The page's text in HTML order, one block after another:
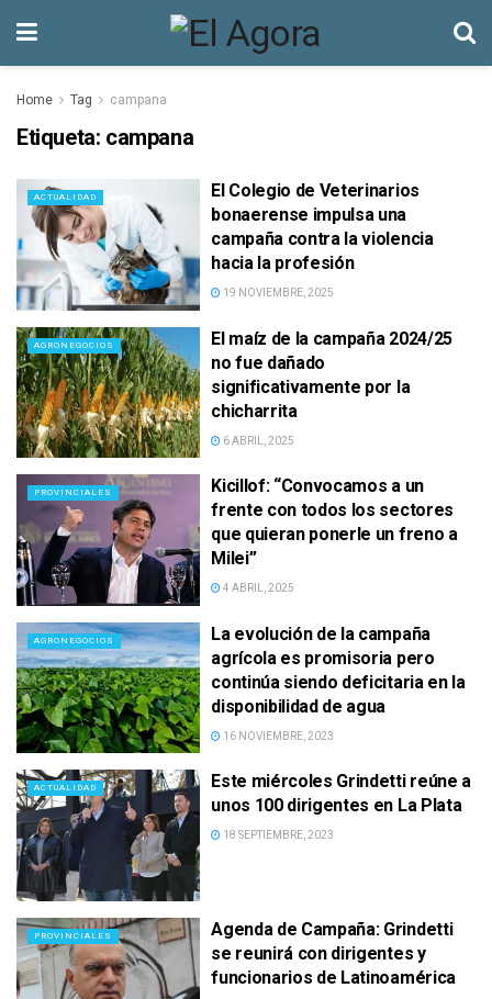
Home Tag campana
Etiqueta: campana
ACTUALIDAD
El Colegio de Veterinarios
bonaerense impulsa una
campaña contra la violencia
hacia la profesión
19 NOVIEMBRE, 2025
AGRONEGOCIOS
El maíz de la campaña 2024/25
no fue dañado
significativamente por la
chicharrita
6 ABRIL, 2025
PROVINCIALES
Kicillof: “Convocamos a un
frente con todos los sectores
que quieran ponerle un freno a
Milei”
4 ABRIL, 2025
AGRONEGOCIOS
La evolución de la campaña
agrícola es promisoria pero
continúa siendo deficitaria en la
disponibilidad de agua
16 NOVIEMBRE, 2023
ACTUALIDAD
Este miércoles Grindetti reúne a
unos 100 dirigentes en La Plata
18 SEPTIEMBRE, 2023
PROVINCIALES
Agenda de Campaña: Grindetti
se reunirá con dirigentes y
funcionarios de Latinoamérica